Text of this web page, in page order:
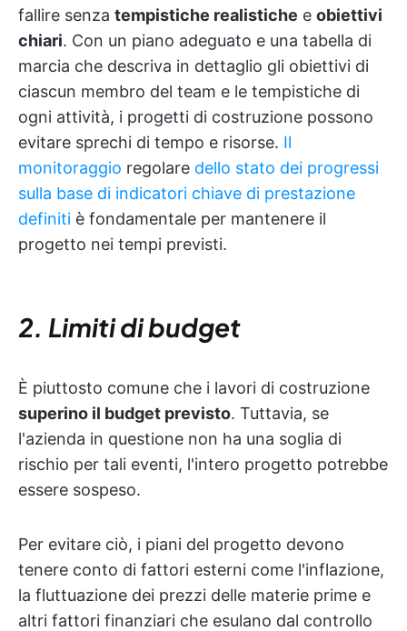
fallire senza tempistiche realistiche e obiettivi
chiari. Con un piano adeguato e una tabella di
marcia che descriva in dettaglio gli obiettivi di
ciascun membro del team e le tempistiche di
ogni attività, i progetti di costruzione possono
evitare sprechi di tempo e risorse. Il
monitoraggio regolare dello stato dei progressi
sulla base di indicatori chiave di prestazione
definiti è fondamentale per mantenere il
progetto nei tempi previsti.
2. Limiti di budget
È piuttosto comune che i lavori di costruzione
superino il budget previsto. Tuttavia, se
l'azienda in questione non ha una soglia di
rischio per tali eventi, l'intero progetto potrebbe
essere sospeso.
Per evitare ciò, i piani del progetto devono
tenere conto di fattori esterni come l'inflazione,
la fluttuazione dei prezzi delle materie prime e
altri fattori finanziari che esulano dal controllo